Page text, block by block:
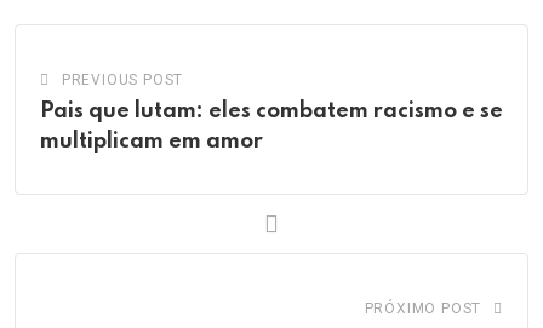
PREVIOUS POST
Pais que lutam: eles combatem racismo e se
multiplicam em amor
PRÓXIMO POST